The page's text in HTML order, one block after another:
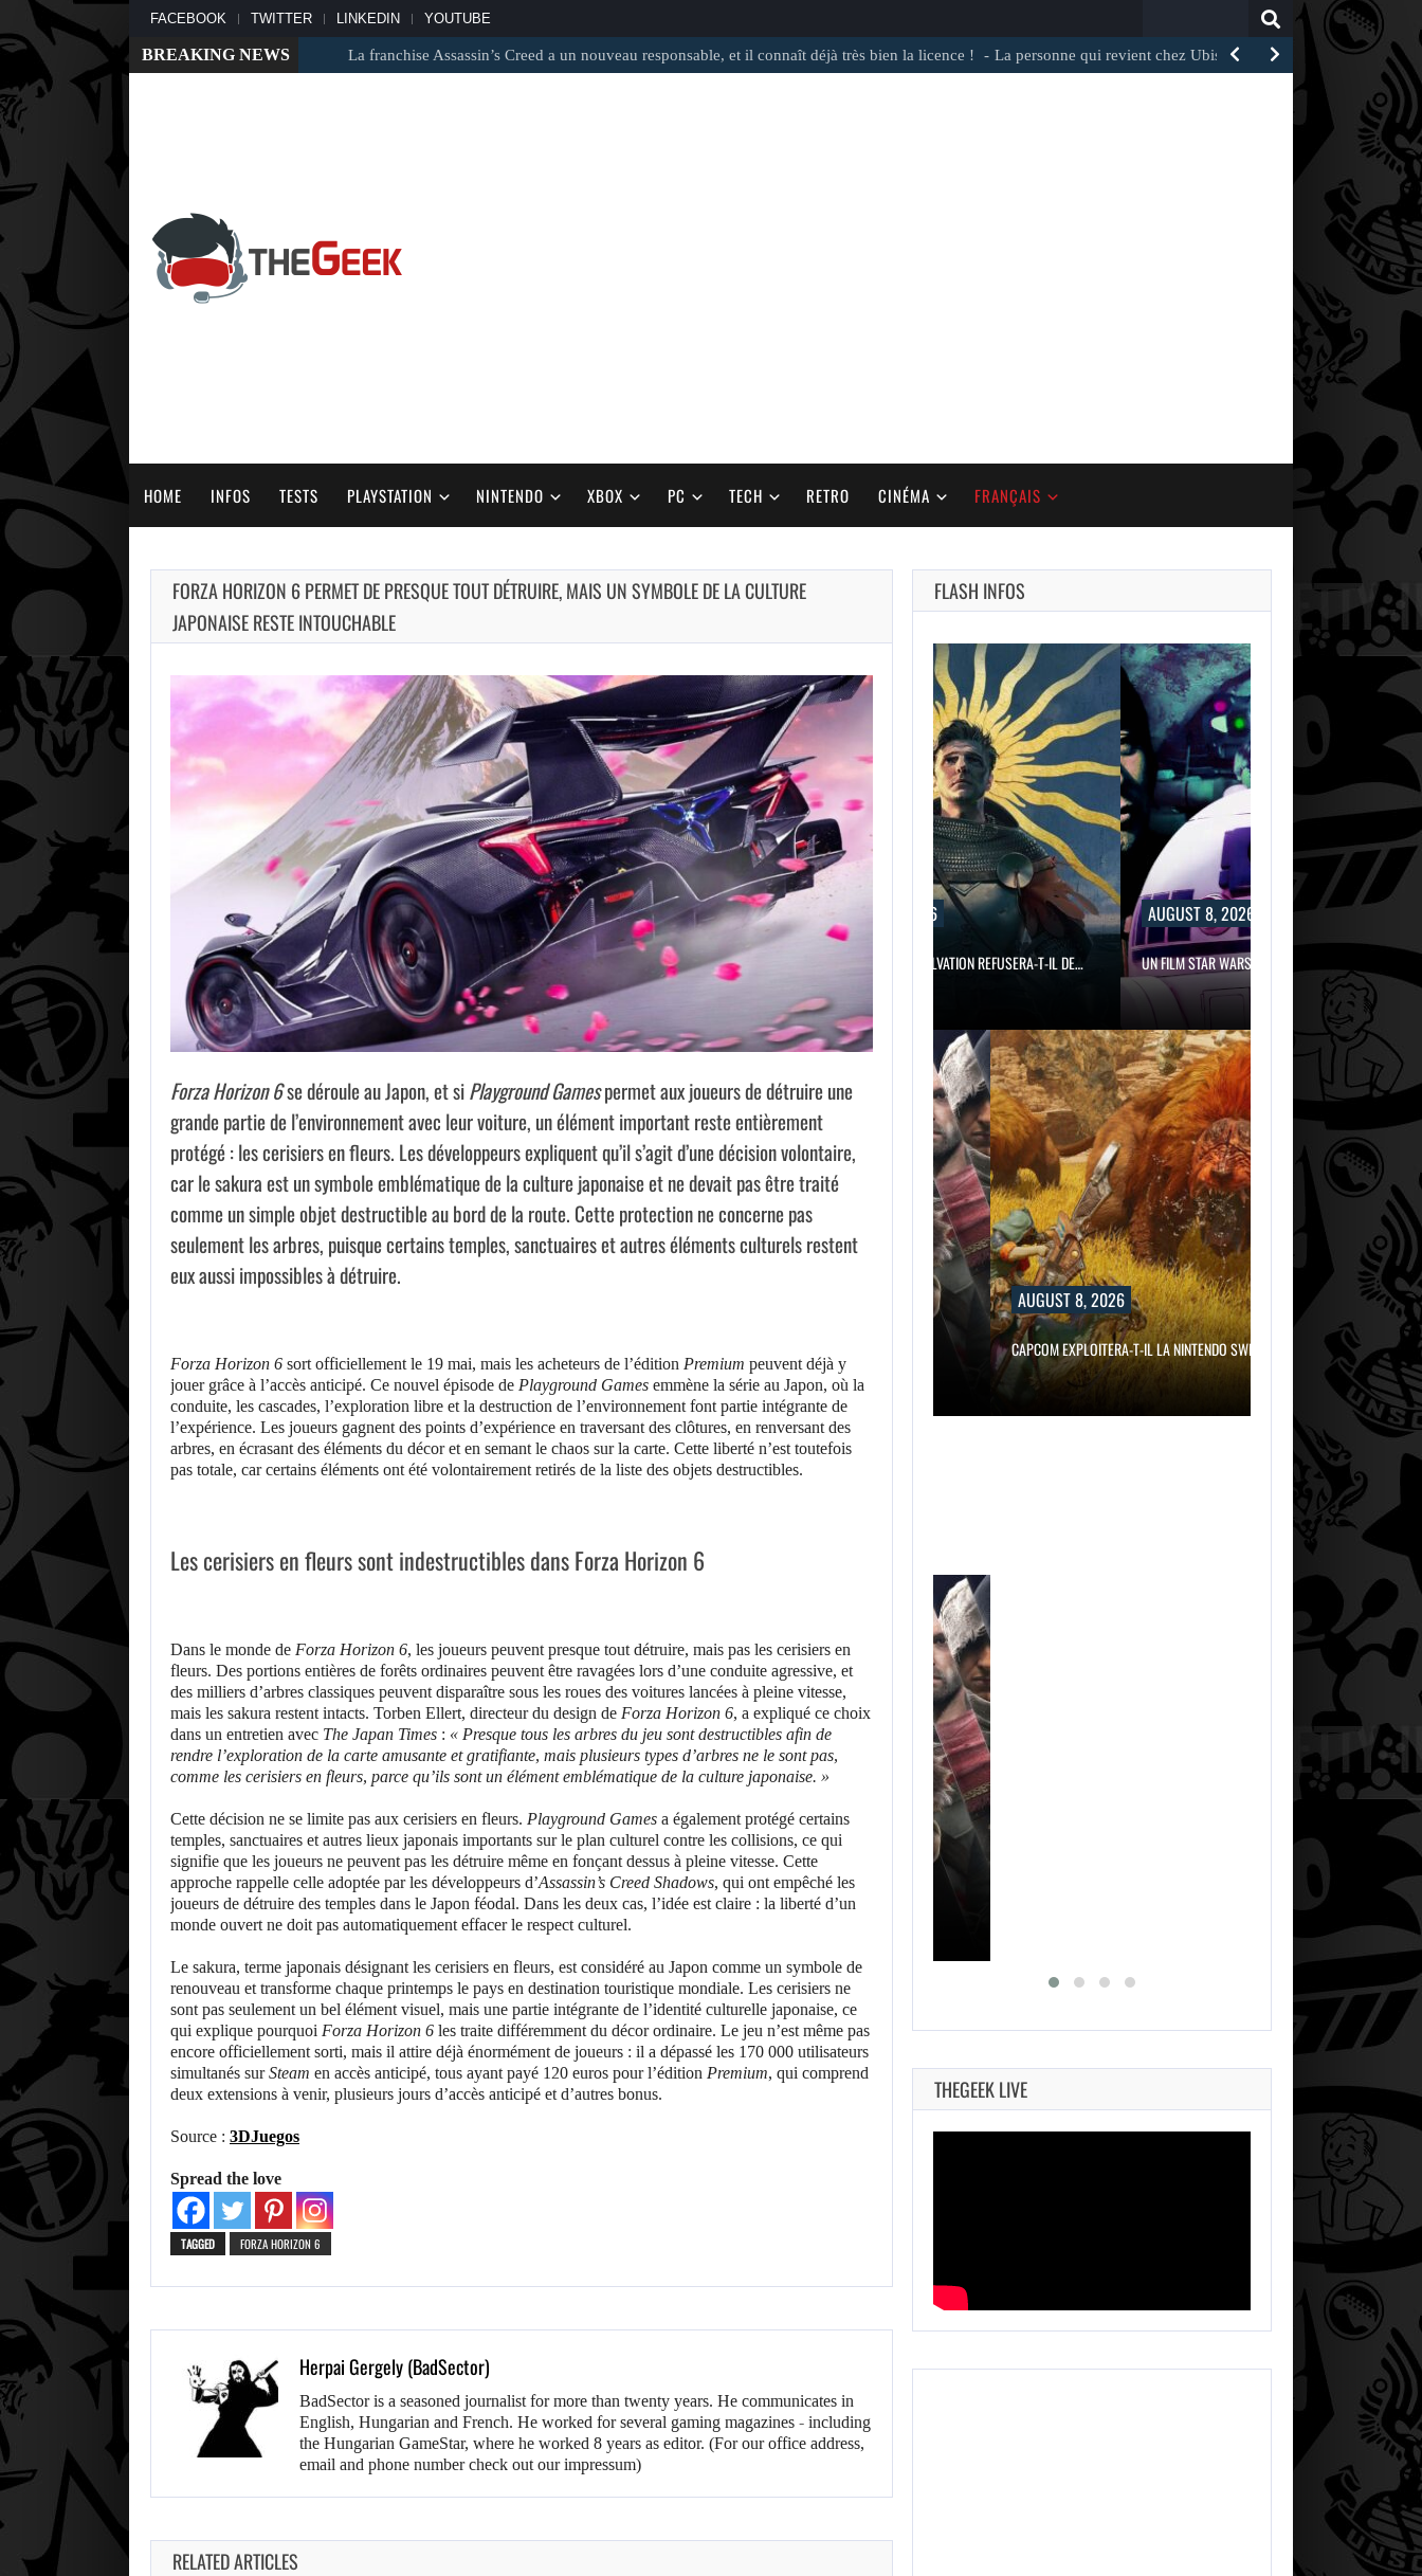
FACEBOOK TWITTER LINKEDIN YOUTUBE
BREAKING NEWS La franchise Assassin’s Creed a un nouveau responsable, et il connaît déjà très bien la licence ! La personne qui revient chez Ubisoft a dirigé un…
HOME INFOS TESTS PLAYSTATION NINTENDO XBOX PC TECH RETRO CINÉMA FRANÇAIS
FORZA HORIZON 6 PERMET DE PRESQUE TOUT DÉTRUIRE, MAIS UN SYMBOLE DE LA CULTURE
JAPONAISE RESTE INTOUCHABLE
Forza Horizon 6se déroule au Japon, et siPlayground Gamespermet aux joueurs de détruire une
grande partie de l’environnement avec leur voiture, un élément important reste entièrement
protégé : les cerisiers en fleurs. Les développeurs expliquent qu’il s’agit d’une décision volontaire,
car le sakura est un symbole emblématique de la culture japonaise et ne devait pas être traité
comme un simple objet destructible au bord de la route. Cette protection ne concerne pas
seulement les arbres, puisque certains temples, sanctuaires et autres éléments culturels restent
eux aussi impossibles à détruire.
Forza Horizon 6 sort officiellement le 19 mai, mais les acheteurs de l’édition Premium peuvent déjà y
jouer grâce à l’accès anticipé. Ce nouvel épisode de Playground Games emmène la série au Japon, où la
conduite, les cascades, l’exploration libre et la destruction de l’environnement font partie intégrante de
l’expérience. Les joueurs gagnent des points d’expérience en traversant des clôtures, en renversant des
arbres, en écrasant des éléments du décor et en semant le chaos sur la carte. Cette liberté n’est toutefois
pas totale, car certains éléments ont été volontairement retirés de la liste des objets destructibles.
Les cerisiers en fleurs sont indestructibles dans Forza Horizon 6
Dans le monde de Forza Horizon 6, les joueurs peuvent presque tout détruire, mais pas les cerisiers en
fleurs. Des portions entières de forêts ordinaires peuvent être ravagées lors d’une conduite agressive, et
des milliers d’arbres classiques peuvent disparaître sous les roues des voitures lancées à pleine vitesse,
mais les sakura restent intacts. Torben Ellert, directeur du design de Forza Horizon 6, a expliqué ce choix
dans un entretien avec The Japan Times : « Presque tous les arbres du jeu sont destructibles afin de
rendre l’exploration de la carte amusante et gratifiante, mais plusieurs types d’arbres ne le sont pas,
comme les cerisiers en fleurs, parce qu’ils sont un élément emblématique de la culture japonaise. »
Cette décision ne se limite pas aux cerisiers en fleurs. Playground Games a également protégé certains
temples, sanctuaires et autres lieux japonais importants sur le plan culturel contre les collisions, ce qui
signifie que les joueurs ne peuvent pas les détruire même en fonçant dessus à pleine vitesse. Cette
approche rappelle celle adoptée par les développeurs d’Assassin’s Creed Shadows, qui ont empêché les
joueurs de détruire des temples dans le Japon féodal. Dans les deux cas, l’idée est claire : la liberté d’un
monde ouvert ne doit pas automatiquement effacer le respect culturel.
Le sakura, terme japonais désignant les cerisiers en fleurs, est considéré au Japon comme un symbole de
renouveau et transforme chaque printemps le pays en destination touristique mondiale. Les cerisiers ne
sont pas seulement un bel élément visuel, mais une partie intégrante de l’identité culturelle japonaise, ce
qui explique pourquoi Forza Horizon 6 les traite différemment du décor ordinaire. Le jeu n’est même pas
encore officiellement sorti, mais il attire déjà énormément de joueurs : il a dépassé les 170 000 utilisateurs
simultanés surSteam en accès anticipé, tous ayant payé 120 euros pour l’édition Premium, qui comprend
deux extensions à venir, plusieurs jours d’accès anticipé et d’autres bonus.
Source : 3DJuegos
Spread the love
TAGGED FORZA HORIZON 6
Herpai Gergely (BadSector)
BadSector is a seasoned journalist for more than twenty years. He communicates in
English, Hungarian and French. He worked for several gaming magazines - including
the Hungarian GameStar, where he worked 8 years as editor. (For our office address,
email and phone number check out our impressum)
RELATED ARTICLES
FLASH INFOS
AUGUST 8,
CAPCOM
EXPLOITERA-T-IL LA
NINTENDO SWITCH…
AUGUST 8, 2026
KINGDOM COME: SALVATION REFUSERA-T-IL DE…
AUGUST 8, 2026
UN FILM STAR WARS ABANDONNÉ…
AUGUST 8, 2026
CAPCOM EXPLOITERA-T-IL LA NINTENDO SWITCH…
AUGUST 8,
KINGDOM COME:
SALVATION
REFUSERA-T-IL DE…
AUGUST 8, 2026
UN FILM STAR WARS ABANDONNÉ…
AUGUST 8, 2026
LA FRANCHISE ASSASSIN’S CREED A…
THEGEEK LIVE